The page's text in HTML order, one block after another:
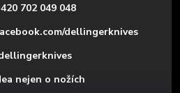
702 049 048
dellingerknives
nejen o nožích